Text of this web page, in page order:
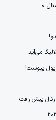
می‌آید
پیوست!
رئال پیش رفت